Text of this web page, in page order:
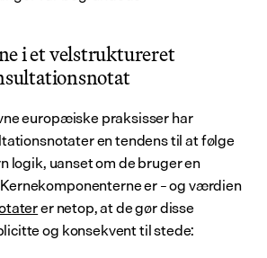
i et velstruktureret
europæiske praksisser har
en tendens til at følge
logik, uanset om de bruger en
er – og værdien
er netop, at de gør disse
og konsekvent til stede: